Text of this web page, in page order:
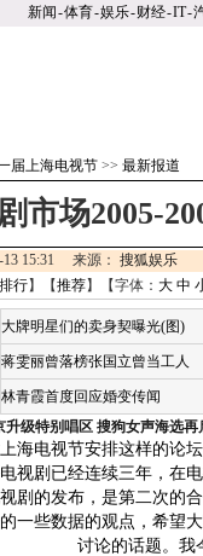
新闻-体育-娱乐-财经-IT-
届上海电视节 >> 最新报道
市场2005-
13 15:31 来源： 搜狐娱乐
行】【推荐】【字体： 大 中
大牌明星们的卖身契曝光(图)
蒋雯丽曾落榜张国立曾当工人
林青霞首度回应婚变传闻
升级特别唱区 搜狗女声海选再
海电视节安排这样的论
视剧已经连续三年，在
剧的发布，是第二次的
一些数据的观点，希望
讨论的话题。 我